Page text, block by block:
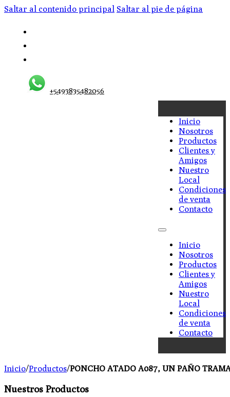
Saltar al contenido principal Saltar al pie de página
+5493835482056
Inicio
Nosotros
Productos
Clientes y
Amigos
Nuestro
Local
Condiciones
de venta
Contacto
Inicio
Nosotros
Productos
Clientes y
Amigos
Nuestro
Local
Condiciones
de venta
Contacto
Inicio/Productos/PONCHO ATADO A087, UN PAÑO
Nuestros Productos